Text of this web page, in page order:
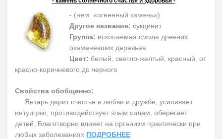
- (нем. «огненный камень»)
Другое название: сукцинит
Группа: ископаемая смола древних
окаменевших деревьев
Цвет: белый, светло-желтый, красный, от
красно-коричневого до черного
Свойства обобщенно:
Янтарь дарит счастье в любви и дружбе, усиливает
интуицию, противодействует злым силам, оберегает
детей. Благотворно влияет на организм практически при
любых заболеваниях ПОДРОБНЕЕ